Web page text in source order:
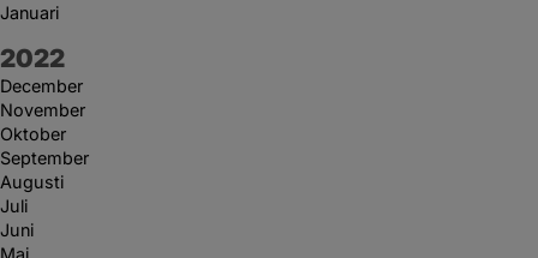
Januari
År:
2022
December
November
Oktober
September
Augusti
Juli
Juni
Maj